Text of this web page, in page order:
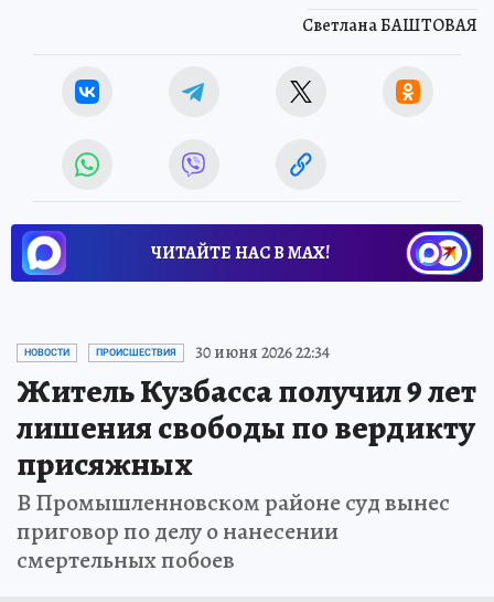
Светлана БАШТОВАЯ
ЧИТАЙТЕ НАС В МАХ!
НОВОСТИ ПРОИСШЕСТВИЯ 30 июня 2026 22:34
Житель Кузбасса получил 9 лет
лишения свободы по вердикту
присяжных
В Промышленновском районе суд вынес
приговор по делу о нанесении
смертельных побоев